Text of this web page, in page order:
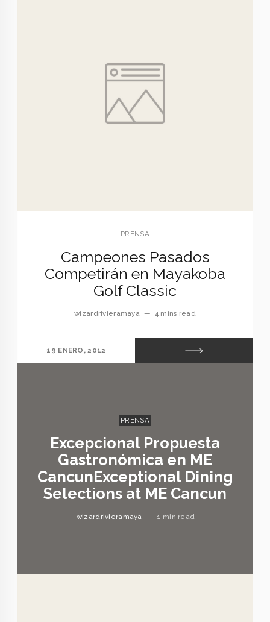
PRENSA
Campeones Pasados
Competirán en Mayakoba
Golf Classic
wizardrivieramaya — 4 mins read
19 ENERO, 2012
PRENSA
Excepcional Propuesta
Gastronómica en ME
CancunExceptional Dining
Selections at ME Cancun
wizardrivieramaya — 1 min read